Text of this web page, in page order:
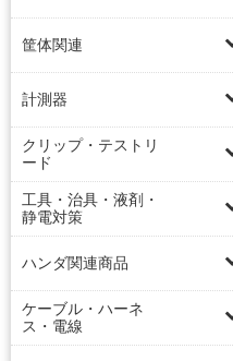
筐体関連
計測器
クリップ・テストリ
ード
工具・治具・液剤・
静電対策
ハンダ関連商品
ケーブル・ハーネ
ス・電線